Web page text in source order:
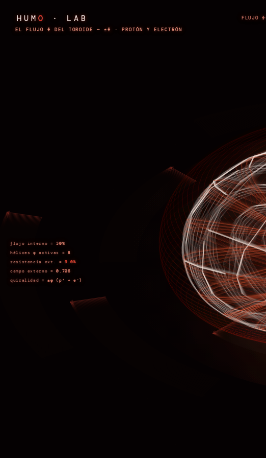
HUMO · LAB
EL FLUJO Φ DEL TOROIDE — ±Φ · PROTÓN Y ELECTRÓN
FLUJO Φ
flujo interno =30%
hélices φ activas = 8
resistencia ext. =9.0%
campo externo =0.706
quiralidad =±φ (p⁺ + e⁻)